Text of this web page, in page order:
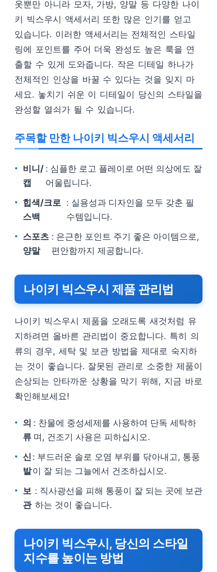
옷뿐만 아니라 모자, 가방, 양말 등 다양한 나이
키 빅스우시 액세서리 또한 많은 인기를 얻고
있습니다. 이러한 액세서리는 전체적인 스타일
링에 포인트를 주어 더욱 완성도 높은 룩을 연
출할 수 있게 도와줍니다. 작은 디테일 하나가
전체적인 인상을 바꿀 수 있다는 것을 잊지 마
세요. 놓치기 쉬운 이 디테일이 당신의 스타일을
완성할 열쇠가 될 수 있습니다.
주목할 만한 나이키 빅스우시 액세서리
비니/
캡
: 심플한 로고 플레이로 어떤 의상에도 잘
어울립니다.
힙색/크로
스백
: 실용성과 디자인을 모두 갖춘 필
수템입니다.
스포츠
양말
: 은근한 포인트 주기 좋은 아이템으로,
편안함까지 제공합니다.
나이키 빅스우시 제품 관리법
나이키 빅스우시 제품을 오래도록 새것처럼 유
지하려면 올바른 관리법이 중요합니다. 특히 의
류의 경우, 세탁 및 보관 방법을 제대로 숙지하
는 것이 좋습니다. 잘못된 관리로 소중한 제품이
손상되는 안타까운 상황을 막기 위해, 지금 바로
확인해보세요!
의
류
: 찬물에 중성세제를 사용하여 단독 세탁하
며, 건조기 사용은 피하십시오.
신
발
: 부드러운 솔로 오염 부위를 닦아내고, 통풍
이 잘 되는 그늘에서 건조하십시오.
보
관
: 직사광선을 피해 통풍이 잘 되는 곳에 보관
하는 것이 좋습니다.
나이키 빅스우시, 당신의 스타일
지수를 높이는 방법